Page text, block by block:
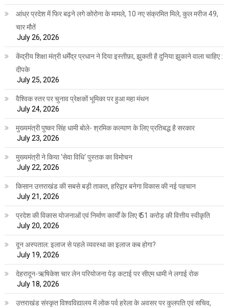
आंध्र प्रदेश में फिर बढ़ने लगे कोरोना के मामले, 10 नए संक्रमित मिले, कुल मरीज 49,
चार मौतें
July 26, 2026
केंद्रीय शिक्षा मंत्री धर्मेंद्र प्रधान ने दिया इस्तीफ़ा, झुकती है दुनिया झुकाने वाला चाहिए :
दीपके
July 25, 2026
वैश्विक स्तर पर चुनाव प्रेक्षकों भूमिका पर हुआ महा मंथन
July 24, 2026
मुख्यमंत्री पुष्कर सिंह धामी बोले- श्रमिक कल्याण के लिए प्रतिबद्ध है सरकार
July 23, 2026
मुख्यमंत्री ने किया ‘सेवा विधि‘ पुस्तक का विमोचन
July 22, 2026
किसान उत्तराखंड की सबसे बड़ी ताकत, हरिद्वार बनेगा विकास की नई पहचान
July 21, 2026
प्रदेश की विकास योजनाओं एवं निर्माण कार्यों के लिए ₹ 51 करोड़ की वित्तीय स्वीकृति
July 20, 2026
दून अस्पताल: इलाज से पहले व्यवस्था का इलाज कब होगा?
July 19, 2026
देहरादून-ऋषिकेश चार लेन परियोजना पेड़ कटाई पर सीएम धामी ने लगाई रोक
July 18, 2026
उत्तराखंड संस्कृत विश्वविद्यालय में लोक पर्व हरेला के अवसर पर कुलपति एवं सचिव,